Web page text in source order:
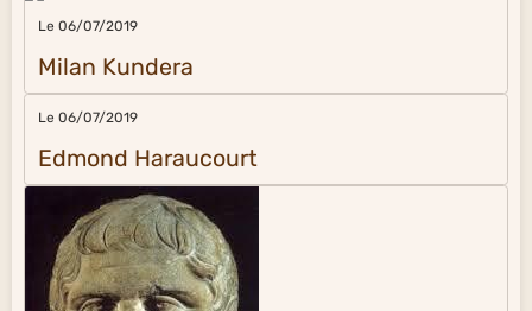
Le 06/07/2019
Milan Kundera
Le 06/07/2019
Edmond Haraucourt